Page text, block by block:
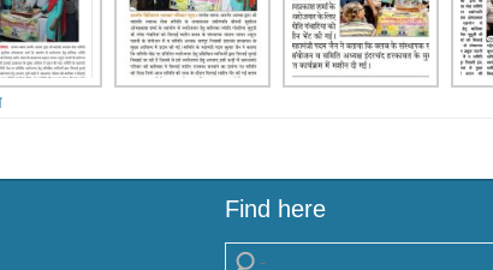
Find here
Search